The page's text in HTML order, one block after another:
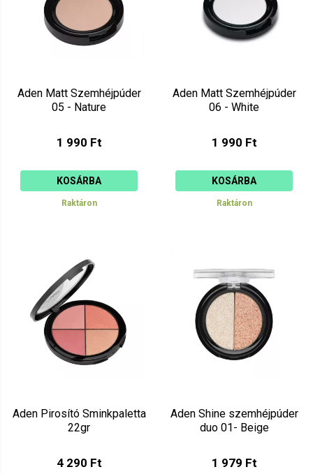
Aden Matt Szemhéjpúder
05 - Nature
1 990 Ft
KOSÁRBA
Raktáron
Aden Matt Szemhéjpúder
06 - White
1 990 Ft
KOSÁRBA
Raktáron
Aden Pirosító Sminkpaletta
22gr
4 290 Ft
Aden Shine szemhéjpúder
duo 01- Beige
1 979 Ft